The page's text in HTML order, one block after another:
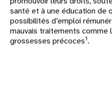
santé et à une éducation de
possibilités d’emploi
mauvais traitements comme
grossesses précoces1.